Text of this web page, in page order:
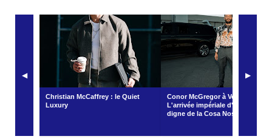
◀
Christian McCaffrey : le Quiet
Luxury
Conor McGregor à Vegas :
L'arrivée impériale d'un parrain
digne de la Cosa Nostra
▶